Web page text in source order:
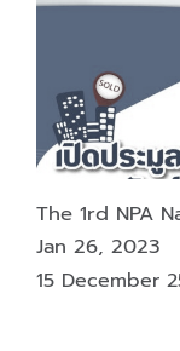
The 1rd NPA
Jan 26, 2023
15 December